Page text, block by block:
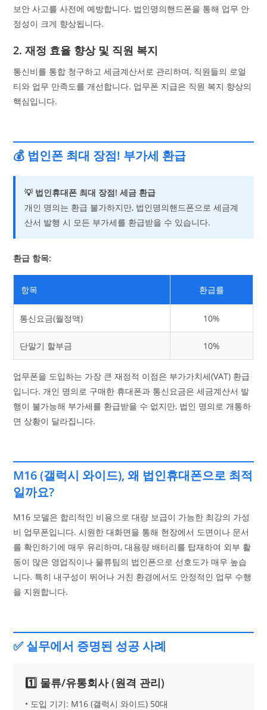
보안 사고를 사전에 예방합니다. 법인명의핸드폰을 통해 업무 안
정성이 크게 향상됩니다.
2. 재정 효율 향상 및 직원 복지
통신비를 통합 청구하고 세금계산서로 관리하며, 직원들의 로얼
티와 업무 만족도를 개선합니다. 업무폰 지급은 직원 복지 향상의
핵심입니다.
💰 법인폰 최대 장점! 부가세 환급
💡 법인휴대폰 최대 장점! 세금 환급
개인 명의는 환급 불가하지만, 법인명의핸드폰으로 세금계
산서 발행 시 모든 부가세를 환급받을 수 있습니다.
환급 항목:
항목 환급률
통신요금(월정액) 10%
단말기 할부금 10%
업무폰을 도입하는 가장 큰 재정적 이점은 부가가치세(VAT) 환급
입니다. 개인 명의로 구매한 휴대폰과 통신요금은 세금계산서 발
행이 불가능해 부가세를 환급받을 수 없지만, 법인 명의로 개통하
면 상황이 달라집니다.
M16 (갤럭시 와이드), 왜 법인휴대폰으로 최적
일까요?
M16 모델은 합리적인 비용으로 대량 보급이 가능한 최강의 가성
비 업무폰입니다. 시원한 대화면을 통해 현장에서 도면이나 문서
를 확인하기에 매우 유리하며, 대용량 배터리를 탑재하여 외부 활
동이 많은 영업직이나 물류팀의 법인폰으로 선호도가 매우 높습
니다. 특히 내구성이 뛰어나 거친 환경에서도 안정적인 업무 수행
을 지원합니다.
✅ 실무에서 증명된 성공 사례
1️⃣ 물류/유통회사 (원격 관리)
• 도입 기기: M16 (갤럭시 와이드) 50대